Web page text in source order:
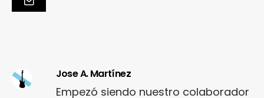
Jose A. Martínez
Empezó siendo nuestro colaborador